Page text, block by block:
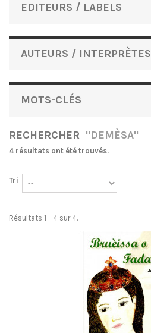
EDITEURS / LABELS
AUTEURS / INTERPRÈTES
MOTS-CLÉS
RECHERCHER "DEMÈSA"
4 résultats ont été trouvés.
Tri
Résultats 1 - 4 sur 4.